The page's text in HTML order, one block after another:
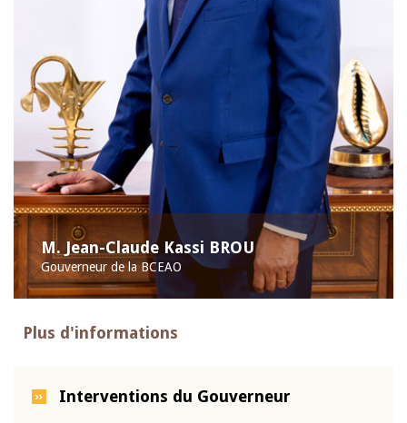
M. Jean-Claude Kassi BROU
Gouverneur de la BCEAO
Plus d'informations
Interventions du Gouverneur